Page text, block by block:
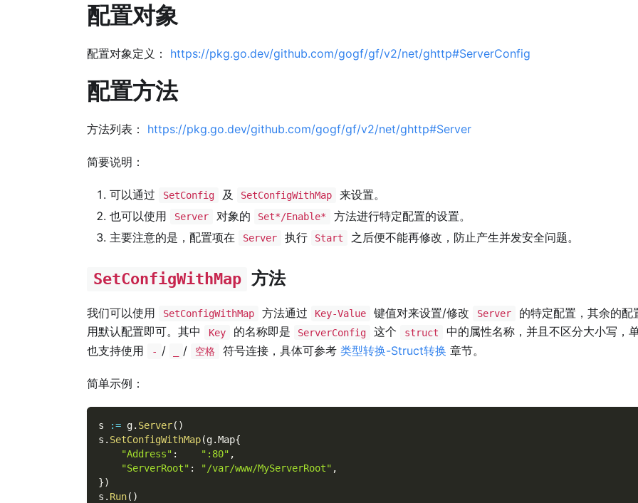
配置对象
配置对象定义： https://pkg.go.dev/github.com/gogf/gf/v2/net/ghttp#ServerConfig
配置方法
方法列表： https://pkg.go.dev/github.com/gogf/gf/v2/net/ghttp#Server
简要说明：
可以通过 SetConfig 及 SetConfigWithMap
来设置。
也可以使用
Server 对象的 Set*/Enable*
方法进行特定配置的设置。
主要注意的是，配置项在
Server 执行 Start 之后便不能再修改，防止产生并发安全问题。
SetConfigWithMap 方法
我们可以使用 SetConfigWithMap 方法通过 Key-Value 键值对来设置/修改 Server
的特定配置，其余的配
用默认配置即可。其中
Key 的名称即是 ServerConfig 这个 struct
中的属性名称，并且不区分大小写，
也支持使用
- / / 空格 符号连接，具体可参考 类型转换-Struct转换 章节。
简单示例：
s := g. Server( )
s . SetConfigWithMap(g.Map{
"Address" : ":80" ,
"ServerRoot" : "/var/www/MyServerRoot" ,
})
s . Run( )